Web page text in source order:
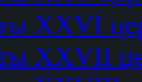
XXVI
XXVII